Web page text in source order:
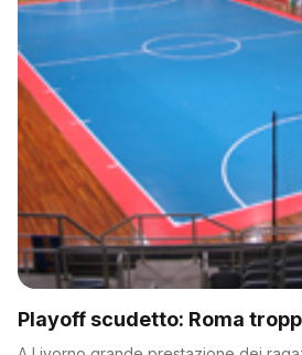
Playoff scudetto: Roma